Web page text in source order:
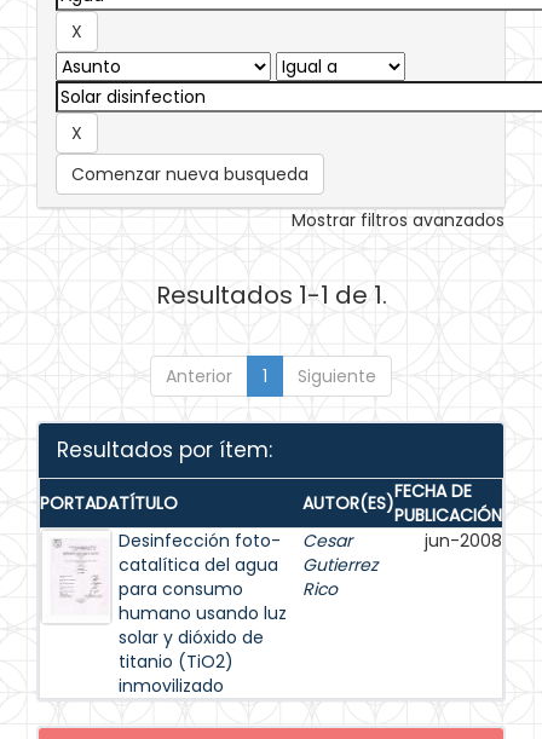
Comenzar nueva busqueda
Mostrar filtros avanzados
Resultados 1-1 de 1.
Anterior 1 Siguiente
Resultados por ítem:
PORTADATÍTULO AUTOR(ES)FECHA DE
PUBLICACIÓN
Desinfección foto-
catalítica del agua
para consumo
humano usando luz
solar y dióxido de
titanio (TiO2)
inmovilizado
Cesar
Gutierrez
Rico
jun-2008